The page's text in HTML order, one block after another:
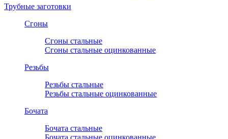
Трубные заготовки
Сгоны
Сгоны стальные
Сгоны стальные оцинкованные
Резьбы
Резьбы стальные
Резьбы стальные оцинкованные
Бочата
Бочата стальные